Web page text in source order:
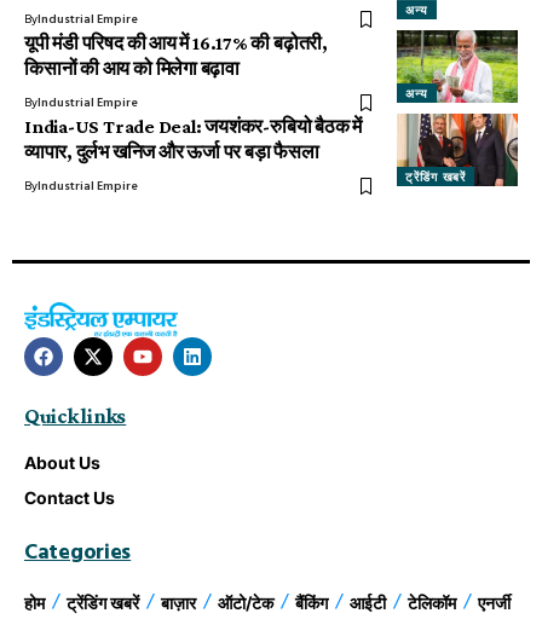
अन्य
ByIndustrial Empire
अन्य
यूपी मंडी परिषद की आय में 16.17% की बढ़ोतरी,
किसानों की आय को मिलेगा बढ़ावा
ByIndustrial Empire
ट्रेंडिंग खबरें
India-US Trade Deal: जयशंकर-रुबियो बैठक में
व्यापार, दुर्लभ खनिज और ऊर्जा पर बड़ा फैसला
ByIndustrial Empire
Quick links
About Us
Contact Us
Categories
होम ट्रेंडिंग खबरें बाज़ार ऑटो/टेक बैंकिंग आईटी टेलिकॉम एनर्जी